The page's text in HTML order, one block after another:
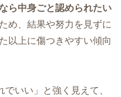
ら中身ごと認められたい
め、結果や努力を見ずに
以上に傷つきやすい傾向
いい」と強く見えて、